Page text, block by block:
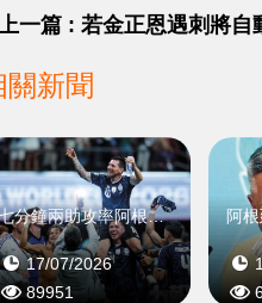
一篇 : 若金正恩遇刺將自
關新聞
七分鐘兩助攻率阿根廷逆轉入決賽
17/07/2026
89951
阿